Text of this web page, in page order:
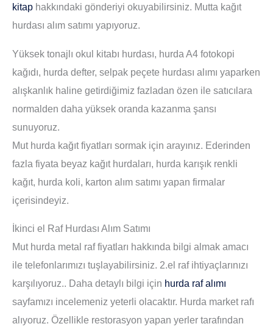
kitap hakkındaki gönderiyi okuyabilirsiniz. Mutta kağıt
hurdası alım satımı yapıyoruz.
Yüksek tonajlı okul kitabı hurdası, hurda A4 fotokopi
kağıdı, hurda defter, selpak peçete hurdası alımı yaparken
alışkanlık haline getirdiğimiz fazladan özen ile satıcılara
normalden daha yüksek oranda kazanma şansı
sunuyoruz.
Mut hurda kağıt fiyatları sormak için arayınız. Ederinden
fazla fiyata beyaz kağıt hurdaları, hurda karışık renkli
kağıt, hurda koli, karton alım satımı yapan firmalar
içerisindeyiz.
İkinci el Raf Hurdası Alım Satımı
Mut hurda metal raf fiyatları hakkında bilgi almak amacı
ile telefonlarımızı tuşlayabilirsiniz. 2.el raf ihtiyaçlarınızı
karşılıyoruz.. Daha detaylı bilgi için hurda raf alımı
sayfamızı incelemeniz yeterli olacaktır. Hurda market rafı
alıyoruz. Özellikle restorasyon yapan yerler tarafından